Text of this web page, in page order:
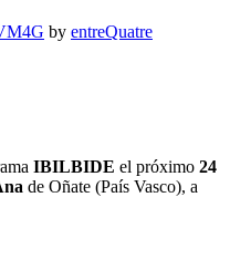
by entreQuatre
IBILBIDE el próximo 24
de Oñate (País Vasco), a